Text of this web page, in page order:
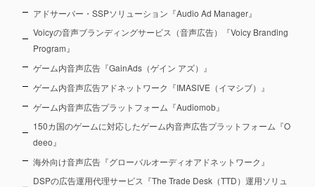
アドサーバー・SSPソリューション『Audio Ad Manager』
Voicyの音声ブランディングサービス（音声広告）『Voicy Branding
Program』
ゲーム内音声広告『GainAds（ゲイン アズ）』
ゲーム内音声広告アドネットワーク『IMASIVE（イマシブ）』
ゲーム内音声広告プラットフォーム『Audiomob』
150カ国のゲームに対応したゲーム内音声広告プラットフォーム『O
deeo』
海外向け音声広告『グローバルオーディオアドネットワーク』
DSPの広告運用代理サービス『The Trade Desk（TTD）運用ソリュ